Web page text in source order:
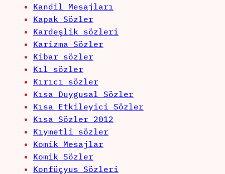
Kandil Mesajları
Kapak Sözler
Kardeşlik sözleri
Karizma Sözler
Kibar sözler
Kıl sözler
Kırıcı sözler
Kısa Duygusal Sözler
Kısa Etkileyici Sözler
Kısa Sözler 2012
Kıymetli sözler
Komik Mesajlar
Komik Sözler
Konfüçyus Sözleri